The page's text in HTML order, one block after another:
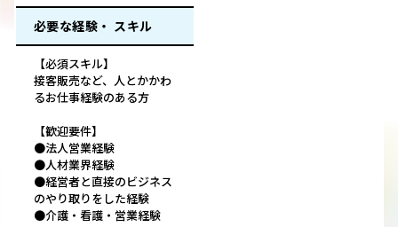
必要な経験・ スキル
【必須スキル】
接客販売など、人とかかわ
るお仕事経験のある方
【歓迎要件】
●法人営業経験
●人材業界経験
●経営者と直接のビジネス
のやり取りをした経験
●介護・看護・営業経験